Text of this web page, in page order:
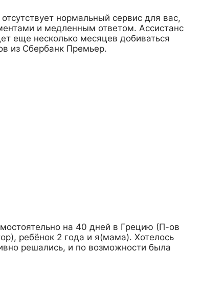
нормальный сервис для вас,
и медленным ответом. Ассистанс
еще несколько месяцев добиваться
из Сбербанк Премьер.
на 40 дней в Грецию (П-ов
ребёнок 2 года и я(мама). Хотелось
решались, и по возможности была